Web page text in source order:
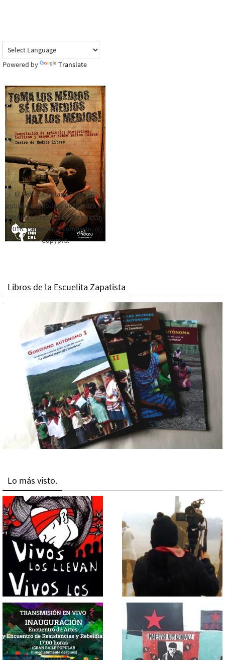
Powered by Translate
El Rebozo, Palapa Editorial,
publica este folleto del Centro de
Medios Libres. Esta es la edición
2016. Para rolar y compartir. (c)
Copyplis.
Libros de la Escuelita Zapatista
Lo más visto.